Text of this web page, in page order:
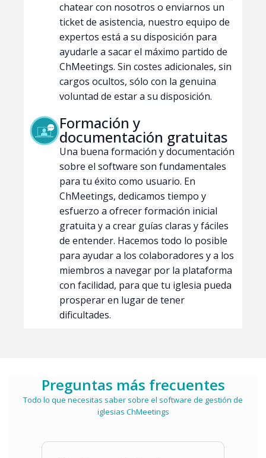
chatear con nosotros o enviarnos un
ticket de asistencia, nuestro equipo de
expertos está a su disposición para
ayudarle a sacar el máximo partido de
ChMeetings. Sin costes adicionales, sin
cargos ocultos, sólo con la genuina
voluntad de estar a su disposición.
Formación y
documentación gratuitas
Una buena formación y documentación
sobre el software son fundamentales
para tu éxito como usuario. En
ChMeetings, dedicamos tiempo y
esfuerzo a ofrecer formación inicial
gratuita y a crear guías claras y fáciles
de entender. Hacemos todo lo posible
para ayudar a los colaboradores y a los
miembros a navegar por la plataforma
con facilidad, para que tu iglesia pueda
prosperar en lugar de tener
dificultades.
Preguntas más frecuentes
Todo lo que necesitas saber sobre el software de gestión de
iglesias ChMeetings